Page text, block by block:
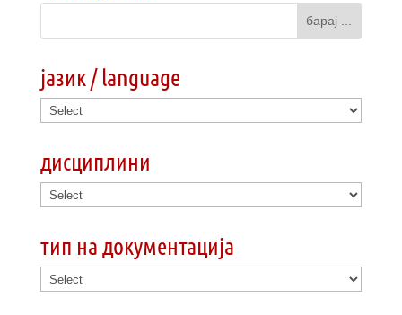
јазик / language
дисциплини
тип на документација